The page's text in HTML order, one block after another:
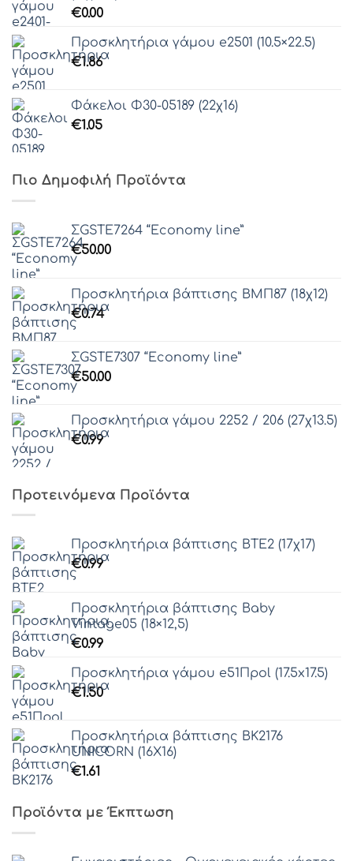
€0.00
Προσκλητήρια γάμου e2501 (10.5×22.5)
€1.86
Φάκελοι Φ30-05189 (22χ16)
€1.05
Πιο Δημοφιλή Προϊόντα
ΣGSTE7264 “Economy line”
€50.00
Προσκλητήρια βάπτισης ΒΜΠ87 (18χ12)
€0.74
ΣGSTE7307 “Economy line”
€50.00
Προσκλητήρια γάμου 2252 / 206 (27χ13.5)
€0.99
Προτεινόμενα Προϊόντα
Προσκλητήρια βάπτισης ΒΤΕ2 (17χ17)
€0.99
Προσκλητήρια βάπτισης Baby
Vintage05 (18×12,5)
€0.99
Προσκλητήρια γάμου e51Πpol (17.5x17.5)
€1.50
Προσκλητήρια βάπτισης ΒΚ2176
UNICORN (16X16)
€1.61
Προϊόντα με Έκπτωση